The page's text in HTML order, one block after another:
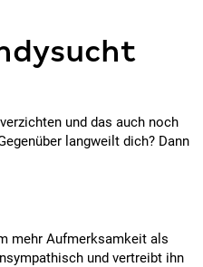
und das auch noch
langweilt dich? Dann
mehr Aufmerksamkeit als
und vertreibt ihn